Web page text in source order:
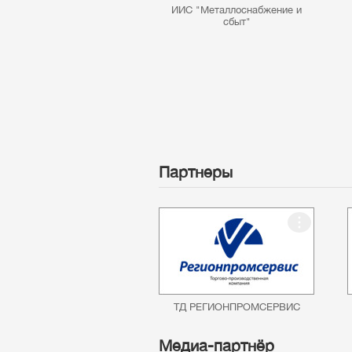
ИИС "Металлоснабжение и
сбыт"
Партнеры
ТД РЕГИОНПРОМСЕРВИС
Медиа-партнёр